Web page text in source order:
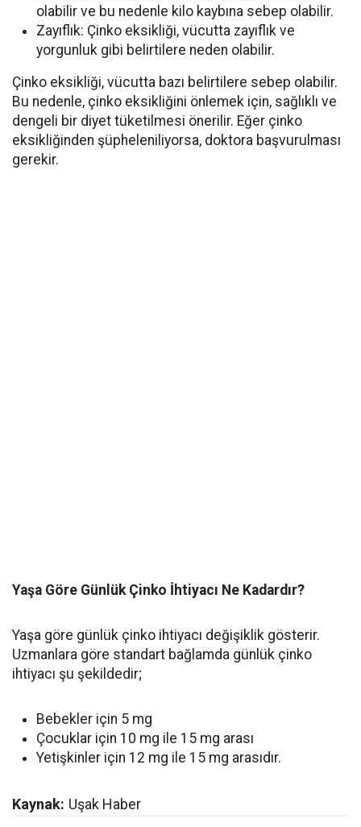
olabilir ve bu nedenle kilo kaybına sebep olabilir.
Zayıflık: Çinko eksikliği, vücutta zayıflık ve
yorgunluk gibi belirtilere neden olabilir.
Çinko eksikliği, vücutta bazı belirtilere sebep olabilir.
Bu nedenle, çinko eksikliğini önlemek için, sağlıklı ve
dengeli bir diyet tüketilmesi önerilir. Eğer çinko
eksikliğinden şüpheleniliyorsa, doktora başvurulması
gerekir.
Yaşa Göre Günlük Çinko İhtiyacı Ne Kadardır?
Yaşa göre günlük çinko ihtiyacı değişiklik gösterir.
Uzmanlara göre standart bağlamda günlük çinko
ihtiyacı şu şekildedir;
Bebekler için 5 mg
Çocuklar için 10 mg ile 15 mg arası
Yetişkinler için 12 mg ile 15 mg arasıdır.
Kaynak: Uşak Haber